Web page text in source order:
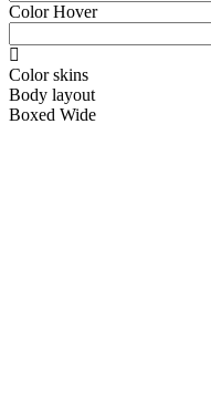
Color Hover
Color skins
Body layout
Boxed Wide